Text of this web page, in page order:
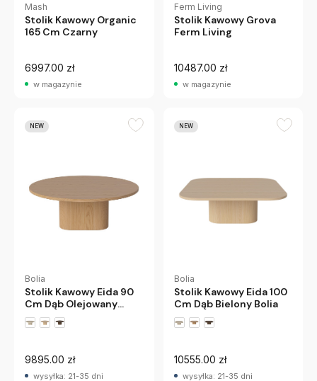
Mash
Stolik Kawowy Organic
165 Cm Czarny
6997.00 zł
w magazynie
Ferm Living
Stolik Kawowy Grova
Ferm Living
10487.00 zł
w magazynie
NEW
Bolia
Stolik Kawowy Eida 90
Cm Dąb Olejowany
Bolia
9895.00 zł
wysyłka: 21-35 dni
NEW
Bolia
Stolik Kawowy Eida 100
Cm Dąb Bielony Bolia
10555.00 zł
wysyłka: 21-35 dni